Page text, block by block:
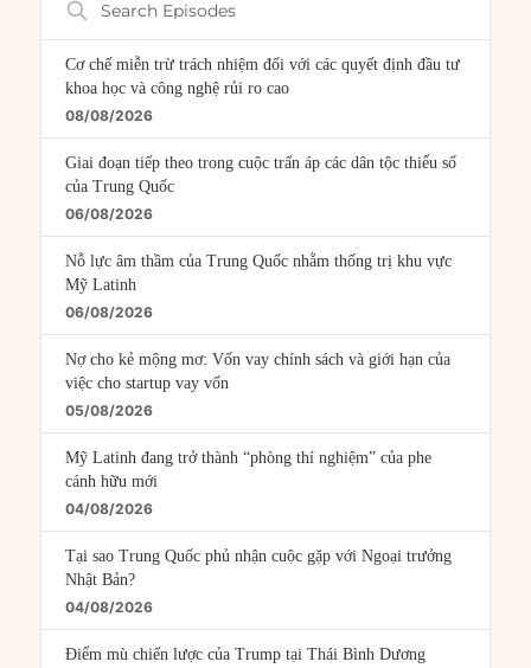
Episodes
Cơ chế miễn trừ trách nhiệm đối với các quyết định đầu tư
khoa học và công nghệ rủi ro cao
08/08/2026
Giai đoạn tiếp theo trong cuộc trấn áp các dân tộc thiểu số
của Trung Quốc
06/08/2026
Nỗ lực âm thầm của Trung Quốc nhằm thống trị khu vực
Mỹ Latinh
06/08/2026
Nợ cho kẻ mộng mơ: Vốn vay chính sách và giới hạn của
việc cho startup vay vốn
05/08/2026
Mỹ Latinh đang trở thành “phòng thí nghiệm” của phe
cánh hữu mới
04/08/2026
Tại sao Trung Quốc phủ nhận cuộc gặp với Ngoại trưởng
Nhật Bản?
04/08/2026
Điểm mù chiến lược của Trump tại Thái Bình Dương